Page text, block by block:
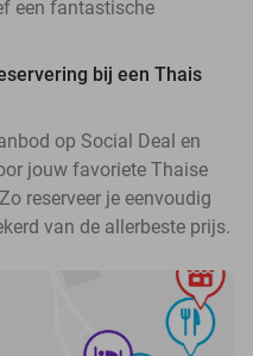
een fantastische
bij een Thais
op Social Deal en
jouw favoriete Thaise
reserveer je eenvoudig
van de allerbeste prijs.